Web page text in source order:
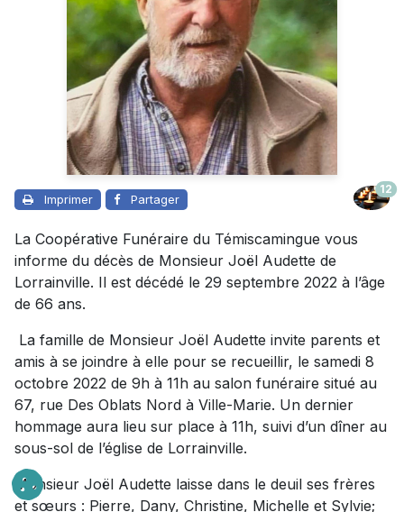
Imprimer Partager
12
La Coopérative Funéraire du Témiscamingue vous
informe du décès de Monsieur Joël Audette de
Lorrainville. Il est décédé le 29 septembre 2022 à l’âge
de 66 ans.
La famille de Monsieur Joël Audette invite parents et
amis à se joindre à elle pour se recueillir, le samedi 8
octobre 2022 de 9h à 11h au salon funéraire situé au
67, rue Des Oblats Nord à Ville-Marie. Un dernier
hommage aura lieu sur place à 11h, suivi d’un dîner au
sous-sol de l’église de Lorrainville.
Monsieur Joël Audette laisse dans le deuil ses frères
et sœurs : Pierre, Dany, Christine, Michelle et Sylvie;